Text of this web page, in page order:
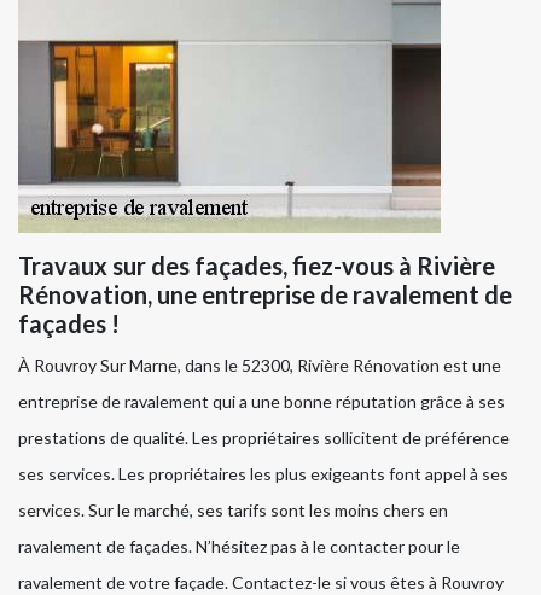
Travaux sur des façades, fiez-vous à Rivière
Rénovation, une entreprise de ravalement de
façades !
À Rouvroy Sur Marne, dans le 52300, Rivière Rénovation est une
entreprise de ravalement qui a une bonne réputation grâce à ses
prestations de qualité. Les propriétaires sollicitent de préférence
ses services. Les propriétaires les plus exigeants font appel à ses
services. Sur le marché, ses tarifs sont les moins chers en
ravalement de façades. N’hésitez pas à le contacter pour le
ravalement de votre façade. Contactez-le si vous êtes à Rouvroy